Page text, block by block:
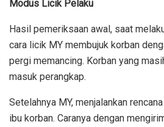
Modus Licik Pelaku
Hasil pemeriksaan awal, saat
cara licik MY membujuk korban
pergi memancing. Korban yang
masuk perangkap.
Setelahnya MY, menjalankan
ibu korban. Caranya dengan